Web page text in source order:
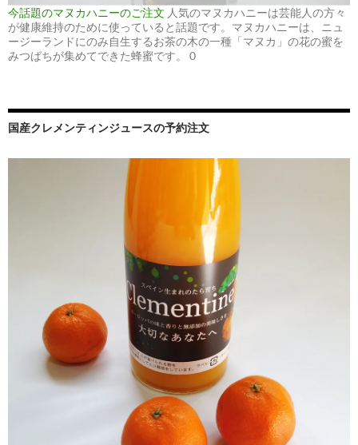
今話題のマヌカハニーのご注文 人気のマヌカハニーは芸能人の方々
が健康維持のために使っていると話題です。マヌカハニーは、ニュ
ージーランドにのみ自生するお茶の木の一種「マヌカ」の花の蜜を
みつばちが集めてできた蜂蜜です。 0
国産クレメンティンジュースの予約注文